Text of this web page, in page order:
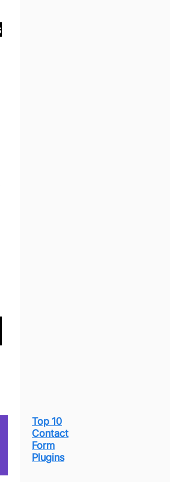
Top 10
Contact
Form
Plugins